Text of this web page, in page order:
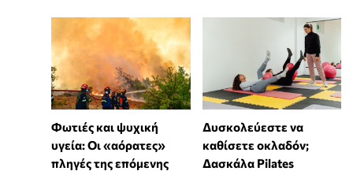
Φωτιές και ψυχική
υγεία: Οι «αόρατες»
πληγές της επόμενης
Δυσκολεύεστε να
καθίσετε οκλαδόν;
Δασκάλα Pilates